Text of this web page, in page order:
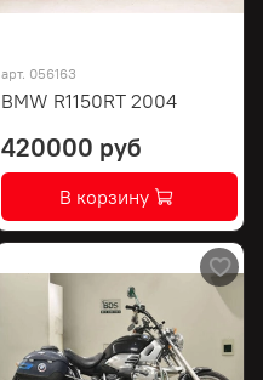
арт. 056163
BMW R1150RT 2004
420000 руб
В корзину